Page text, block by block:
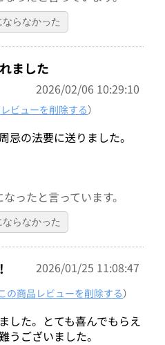
ならなかった
ました
2026/02/06 10:29:10
ビューを削除する）
忌の法要に送りました。
ったと言っています。
ならなかった
2026/01/25 11:08:47
の商品レビューを削除する）
した。とても喜んでもらえ
うございました。